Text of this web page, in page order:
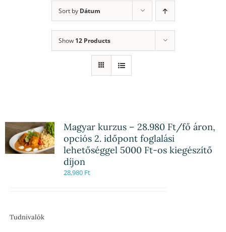
Sort by Dátum
Show 12 Products
Magyar kurzus – 28.980 Ft/fő áron,
opciós 2. időpont foglalási
lehetőséggel 5000 Ft-os kiegészítő
díjon
28,980 Ft
Tudnivalók